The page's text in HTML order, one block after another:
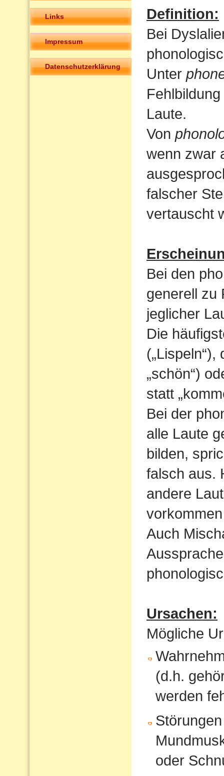
Links
Impressum
Datenschutzerklärung
Definition:
Bei
Unter
Laute.
Von
wenn zwar
falscher
vertauscht
Bei den
generell zu
jeglicher
Die
„schön“)
statt
Bei der
alle Laute
bilden,
falsch aus.
andere
Auch
Ursachen:
Mögliche
(d.h.
werden
oder